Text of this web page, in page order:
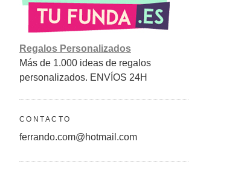
Regalos Personalizados
Más de 1.000 ideas de regalos
personalizados. ENVÍOS 24H
CONTACTO
ferrando.com@hotmail.com